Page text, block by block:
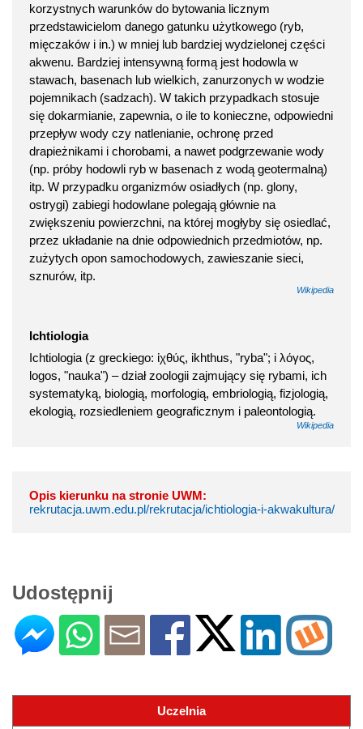
korzystnych warunków do bytowania licznym
przedstawicielom danego gatunku użytkowego (ryb,
mięczaków i in.) w mniej lub bardziej wydzielonej części
akwenu. Bardziej intensywną formą jest hodowla w
stawach, basenach lub wielkich, zanurzonych w wodzie
pojemnikach (sadzach). W takich przypadkach stosuje
się dokarmianie, zapewnia, o ile to konieczne, odpowiedni
przepływ wody czy natlenianie, ochronę przed
drapieżnikami i chorobami, a nawet podgrzewanie wody
(np. próby hodowli ryb w basenach z wodą geotermalną)
itp. W przypadku organizmów osiadłych (np. glony,
ostrygi) zabiegi hodowlane polegają głównie na
zwiększeniu powierzchni, na której mogłyby się osiedlać,
przez układanie na dnie odpowiednich przedmiotów, np.
zużytych opon samochodowych, zawieszanie sieci,
sznurów, itp.
Wikipedia
Ichtiologia
Ichtiologia (z greckiego: ἰχθύς, ikhthus, "ryba"; i λόγος,
logos, "nauka") – dział zoologii zajmujący się rybami, ich
systematyką, biologią, morfologią, embriologią, fizjologią,
ekologią, rozsiedleniem geograficznym i paleontologią.
Wikipedia
Opis kierunku na stronie UWM:
rekrutacja.uwm.edu.pl/rekrutacja/ichtiologia-i-akwakultura/
Udostępnij
Uczelnia